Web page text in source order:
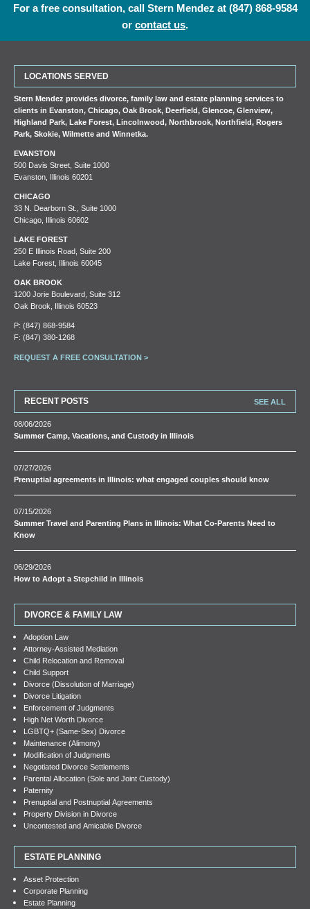
For a free consultation, call Stern Mendez at(847) 868-9584
orcontact us.
LOCATIONS SERVED
Stern Mendez provides divorce, family law and estate planning services to
clients inEvanston,Chicago,Oak Brook,Deerfield,Glencoe,Glenview,
Highland Park,Lake Forest,Lincolnwood,Northbrook,Northfield,Rogers
Park,Skokie,Wilmette andWinnetka.
EVANSTON
500 Davis Street, Suite 1000
Evanston, Illinois 60201
CHICAGO
33 N. Dearborn St., Suite 1000
Chicago, Illinois 60602
LAKE FOREST
250 E Illinois Road, Suite 200
Lake Forest, Illinois 60045
OAK BROOK
1200 Jorie Boulevard, Suite 312
Oak Brook, Illinois 60523
P:(847) 868-9584
F: (847) 380-1268
REQUEST A FREE CONSULTATION >
RECENT POSTS SEE ALL
08/06/2026
Summer Camp, Vacations, and Custody in Illinois
07/27/2026
Prenuptial agreements in Illinois: what engaged couples should know
07/15/2026
Summer Travel and Parenting Plans in Illinois: What Co-Parents Need to
Know
06/29/2026
How to Adopt a Stepchild in Illinois
DIVORCE & FAMILY LAW
Adoption Law
Attorney-Assisted Mediation
Child Relocation and Removal
Child Support
Divorce (Dissolution of Marriage)
Divorce Litigation
Enforcement of Judgments
High Net Worth Divorce
LGBTQ+ (Same-Sex) Divorce
Maintenance (Alimony)
Modification of Judgments
Negotiated Divorce Settlements
Parental Allocation (Sole and Joint Custody)
Paternity
Prenuptial and Postnuptial Agreements
Property Division in Divorce
Uncontested and Amicable Divorce
ESTATE PLANNING
Asset Protection
Corporate Planning
Estate Planning